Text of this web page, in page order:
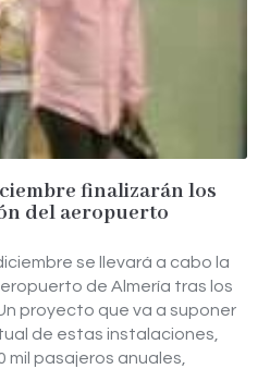
finalizarán los
del aeropuerto
se llevará a cabo la
de Almería tras los
proyecto que va a suponer
de estas instalaciones,
mil pasajeros anuales,